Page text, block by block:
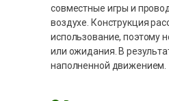
совместные игры и
воздухе. Конструкция
использование, поэтому
или ожидания. В
наполненной движением.